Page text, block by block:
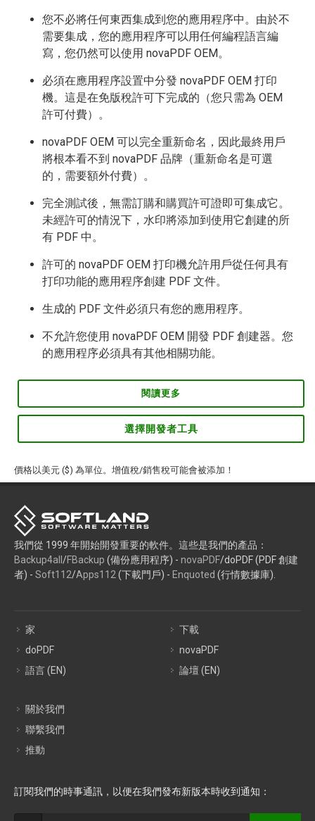
您不必將任何東西集成到您的應用程序中。由於不
需要集成，您的應用程序可以用任何編程語言編
寫，您仍然可以使用 novaPDF OEM。
必須在應用程序設置中分發 novaPDF OEM 打印
機。這是在免版稅許可下完成的（您只需為 OEM
許可付費）。
novaPDF OEM 可以完全重新命名，因此最終用戶
將根本看不到 novaPDF 品牌（重新命名是可選
的，需要額外付費）。
完全測試後，無需訂購和購買許可證即可集成它。
未經許可的情況下，水印將添加到使用它創建的所
有 PDF 中。
許可的 novaPDF OEM 打印機允許用戶從任何具有
打印功能的應用程序創建 PDF 文件。
生成的 PDF 文件必須只有您的應用程序。
不允許您使用 novaPDF OEM 開發 PDF 創建器。您
的應用程序必須具有其他相關功能。
閱讀更多
選擇開發者工具
價格以美元 ($) 為單位。增值稅/銷售稅可能會被添加！
我們從 1999 年開始開發重要的軟件。這些是我們的產品：
Backup4all /FBackup (備份應用程序) - novaPDF/doPDF (PDF 創建
者) - Soft112/Apps112 (下載門戶) - Enquoted (行情數據庫).
家
doPDF
語言 (EN)
下載
novaPDF
論壇 (EN)
關於我們
聯繫我們
推動
訂閱我們的時事通訊，以便在我們發布新版本時收到通知：